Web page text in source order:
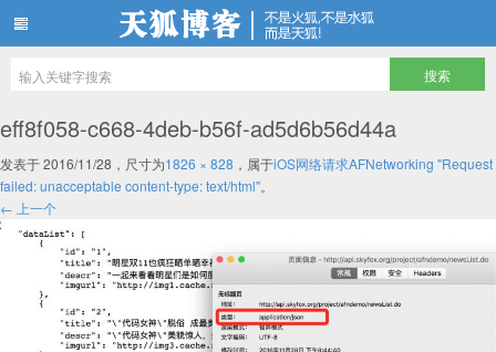
天狐博客
eff8f058-c668-4deb-b56f-ad5d6b56d44a
发表于2016/11/28 ，尺寸为1826 × 828 ，属于iOS网络请求AFNetworking "Request
failed: unacceptable content-type: text/html"。
← 上一个